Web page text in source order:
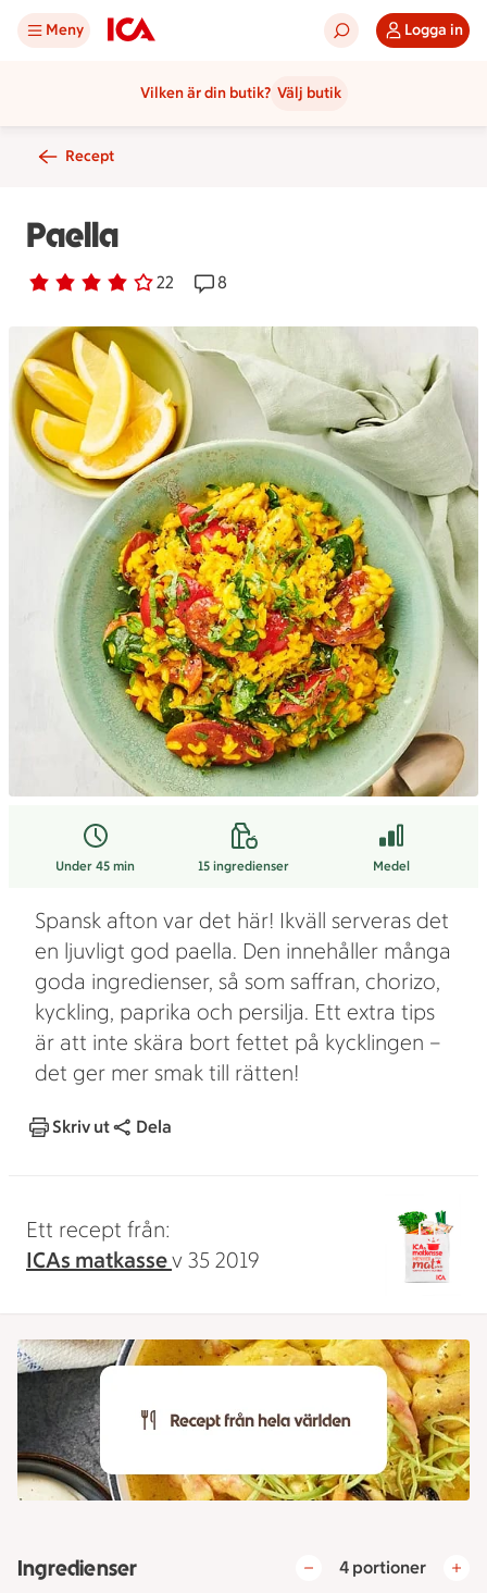
Meny Logga in
Vilken är din butik? Välj butik
Recept
Paella
Betyg 3.9 av 5. 22
22 personer har röstatReceptet har 8 kommentarer
8
Under 45 min 15 ingredienser Medel
Spansk afton var det här! Ikväll serveras det
en ljuvligt god paella. Den innehåller många
goda ingredienser, så som saffran, chorizo,
kyckling, paprika och persilja. Ett extra tips
är att inte skära bort fettet på kycklingen –
det ger mer smak till rätten!
Skriv ut Dela
Ett recept från:
ICAs matkassev 35 2019
Ingredienser 4 portioner